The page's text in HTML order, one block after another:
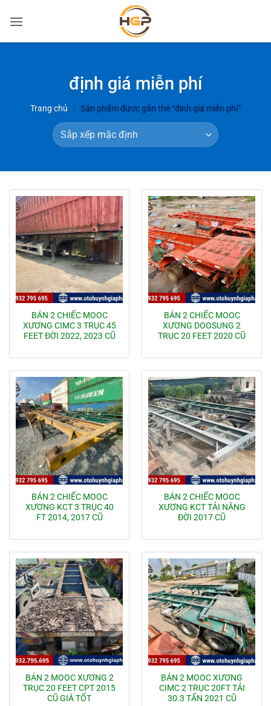
qua
định giá miễn phí
Trang chủ / Sản phẩm được gắn thẻ “định giá miễn phí”
BÁN 2 CHIẾC MOOC
XƯƠNG CIMC 3 TRỤC 45
FEET ĐỜI 2022, 2023 CŨ
BÁN 2 CHIẾC MOOC
XƯƠNG DOOSUNG 2
TRỤC 20 FEET 2020 CŨ
BÁN 2 CHIẾC MOOC
XƯƠNG KCT 3 TRỤC 40
FT 2014, 2017 CŨ
BÁN 2 CHIẾC MOOC
XƯƠNG KCT TẢI NẶNG
ĐỜI 2017 CŨ
BÁN 2 MOOC XƯƠNG 2
TRỤC 20 FEET CPT 2015
CŨ GIÁ TỐT
BÁN 2 MOOC XƯƠNG
CIMC 2 TRỤC 20FT TẢI
30.3 TẤN 2021 CŨ